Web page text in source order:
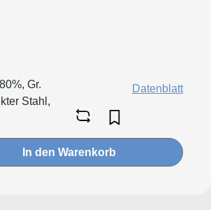
Gr.
Stahl,
&
Datenblatt
In den Warenkorb